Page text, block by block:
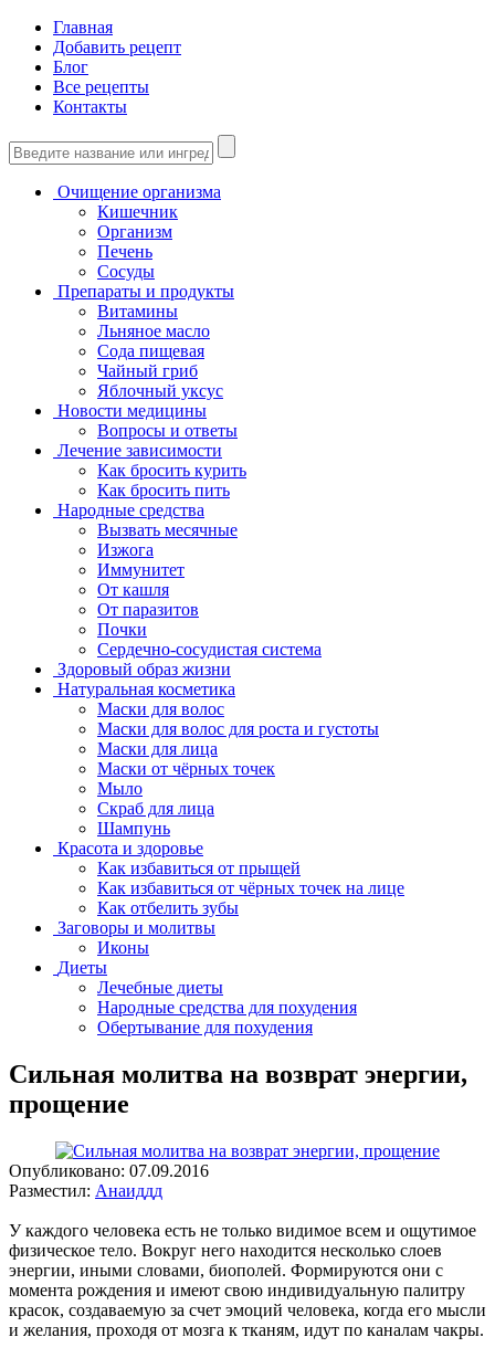
Главная
Добавить рецепт
Блог
Все рецепты
Контакты
Очищение организма
Кишечник
Организм
Печень
Сосуды
Препараты и продукты
Витамины
Льняное масло
Сода пищевая
Чайный гриб
Яблочный уксус
Новости медицины
Вопросы и ответы
Лечение зависимости
Как бросить курить
Как бросить пить
Народные средства
Вызвать месячные
Изжога
Иммунитет
От кашля
От паразитов
Почки
Сердечно-сосудистая система
Здоровый образ жизни
Натуральная косметика
Маски для волос
Маски для волос для роста и густоты
Маски для лица
Маски от чёрных точек
Мыло
Скраб для лица
Шампунь
Красота и здоровье
Как избавиться от прыщей
Как избавиться от чёрных точек на лице
Как отбелить зубы
Заговоры и молитвы
Иконы
Диеты
Лечебные диеты
Народные средства для похудения
Обертывание для похудения
Сильная молитва на возврат энергии,
прощение
Опубликовано: 07.09.2016
Разместил: Анаиддд
У каждого человека есть не только видимое всем и ощутимое
физическое тело. Вокруг него находится несколько слоев
энергии, иными словами, биополей. Формируются они с
момента рождения и имеют свою индивидуальную палитру
красок, создаваемую за счет эмоций человека, когда его мысли
и желания, проходя от мозга к тканям, идут по каналам чакры.